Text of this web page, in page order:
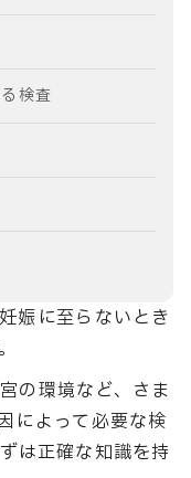
検査
娠に至らないとき
の環境など、さま
によって必要な検
は正確な知識を持